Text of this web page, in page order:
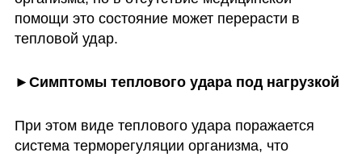
помощи это состояние может перерасти в
тепловой удар.
►Симптомы теплового удара под нагрузкой
При этом виде теплового удара поражается
система терморегуляции организма, что